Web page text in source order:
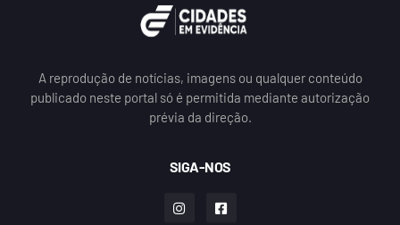
A reprodução de notícias, imagens ou qualquer conteúdo
publicado neste portal só é permitida mediante autorização
prévia da direção.
SIGA-NOS